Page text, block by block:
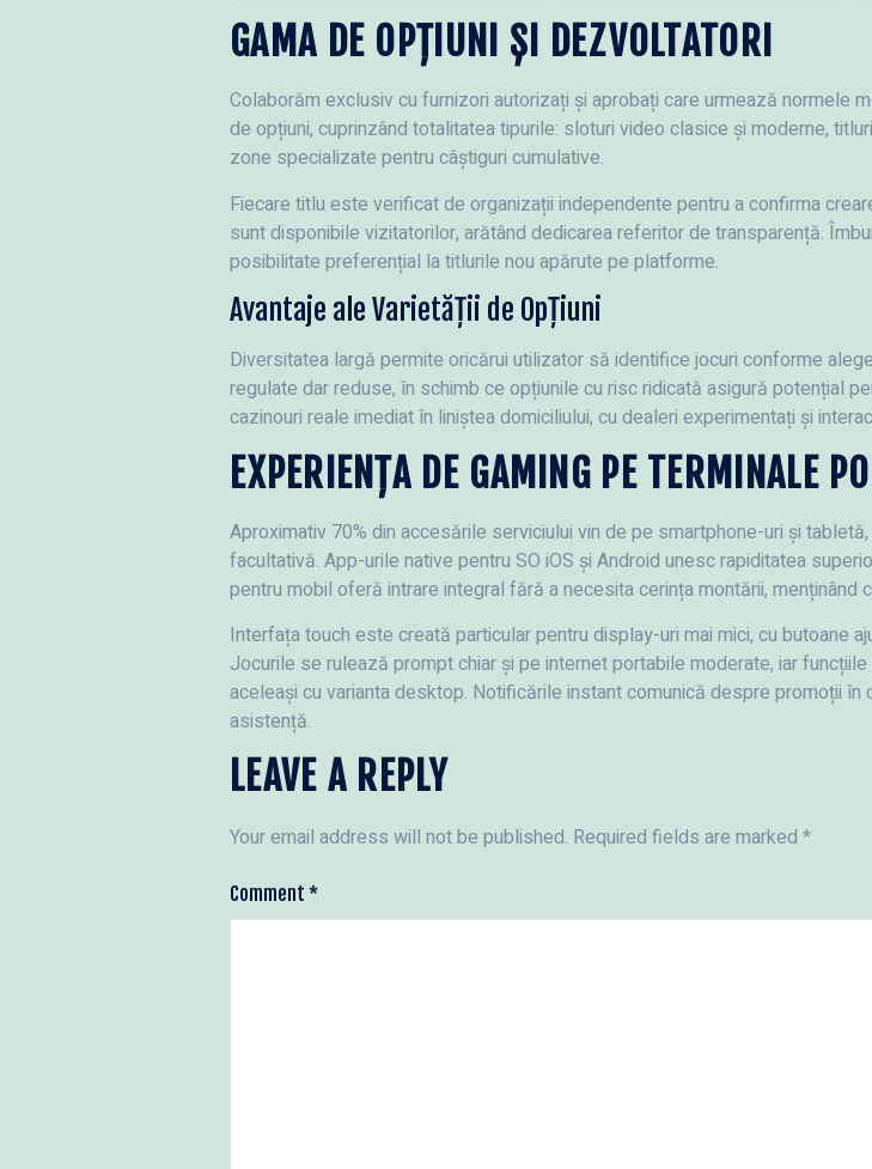
GAMA DE OPȚIUNI ȘI DEZVOLTATORI
Colaborăm exclusiv cu furnizori autorizați și aprobați care urmează normele
de opțiuni, cuprinzând totalitatea tipurile: sloturi video clasice și moderne,
zone specializate pentru câștiguri cumulative.
Fiecare titlu este verificat de organizații independente pentru a confirma
sunt disponibile vizitatorilor, arătând dedicarea referitor de transparență.
posibilitate preferențial la titlurile nou apărute pe platforme.
Avantaje ale Varietății de Opțiuni
Diversitatea largă permite oricărui utilizator să identifice jocuri conforme
regulate dar reduse, în schimb ce opțiunile cu risc ridicată asigură potențial
cazinouri reale imediat în liniștea domiciliului, cu dealeri experimentați și
EXPERIENȚA DE GAMING PE TERMINALE
Aproximativ 70% din accesările serviciului vin de pe smartphone-uri și
facultativă. App-urile native pentru SO iOS și Android unesc rapiditatea
pentru mobil oferă intrare integral fără a necesita cerința montării, menținând
Interfața touch este creată particular pentru display-uri mai mici, cu butoane
Jocurile se rulează prompt chiar și pe internet portabile moderate, iar
aceleași cu varianta desktop. Notificările instant comunică despre promoții
asistență.
LEAVE A REPLY
Your email address will not be published. Required fields are marked *
Comment *